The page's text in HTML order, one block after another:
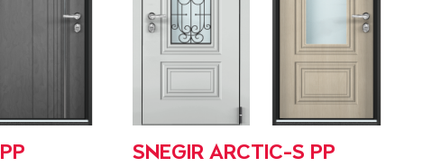
SNEGIR ARCTIC-S PP